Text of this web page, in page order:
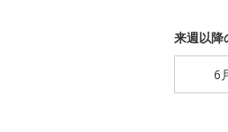
来週以降
6